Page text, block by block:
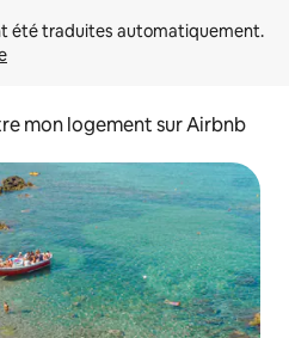
mon logement sur Airbnb